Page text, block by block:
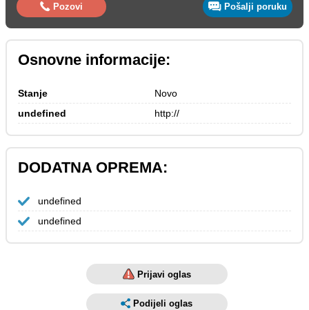
Pozovi Pošalji poruku
Osnovne informacije:
Stanje
Novo
undefined
http://
DODATNA OPREMA:
undefined
undefined
Prijavi oglas
Podijeli oglas